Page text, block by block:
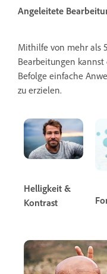
Angeleitete
Mithilfe von mehr als
Bearbeitungen
Befolge einfache
zu erzielen.
Helligkeit &
Kontrast